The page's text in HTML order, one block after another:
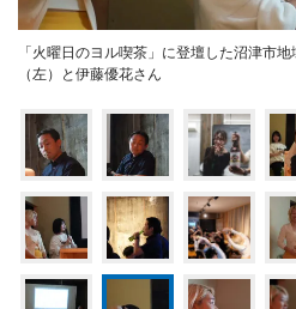
「火曜日のヨル喫茶」に登壇した沼津市
（左）と伊藤優花さん